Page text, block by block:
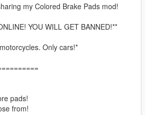
my Colored Brake Pads mod!
YOU WILL GET BANNED!**
Only cars!*
pads!
from!